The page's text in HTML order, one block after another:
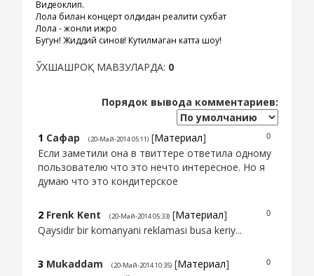
Видеоклип.
Лола билан концерт олдидан реалити сухбат
Лола - жонли ижро
Бугун! Жиддий синов! Кутилмаган катта шоу!
ЎХШАШРОҚ МАВЗУЛАРДА: 0
Порядок вывода комментариев:
0
1 Сафар (20-Май-2014 05:11) [Материал]
Если заметили она в твиттере ответила одному
пользователю что это нечто интересное. Но я
думаю что это кондитерское
0
2 Frenk Kent (20-Май-2014 05:33) [Материал]
Qaysidir bir komanyani reklamasi busa keriy...
0
3 Mukaddam (20-Май-2014 10:35) [Материал]